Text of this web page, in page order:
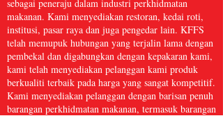
sebagai peneraju dalam industri perkhidmatan
makanan. Kami menyediakan restoran, kedai roti,
institusi, pasar raya dan juga pengedar lain. KFFS
telah memupuk hubungan yang terjalin lama dengan
pembekal dan digabungkan dengan kepakaran kami,
kami telah menyediakan pelanggan kami produk
berkualiti terbaik pada harga yang sangat kompetitif.
Kami menyediakan pelanggan dengan barisan penuh
barangan perkhidmatan makanan, termasuk barangan